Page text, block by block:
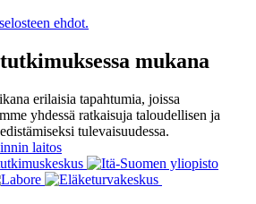
ehdot.
mukana
erilaisia tapahtumia, joissa
yhdessä ratkaisuja taloudellisen ja
tulevaisuudessa.